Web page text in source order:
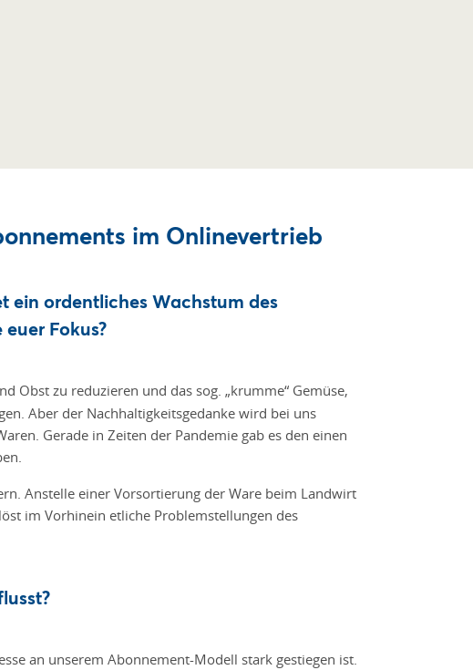
im Onlinevertrieb
ein ordentliches Wachstum des
Fokus?
Obst zu reduzieren und das sog. „krumme“ Gemüse,
Aber der Nachhaltigkeitsgedanke wird bei uns
Gerade in Zeiten der Pandemie gab es den einen
Anstelle einer Vorsortierung der Ware beim Landwirt
im Vorhinein etliche Problemstellungen des
an unserem Abonnement-Modell stark gestiegen ist.